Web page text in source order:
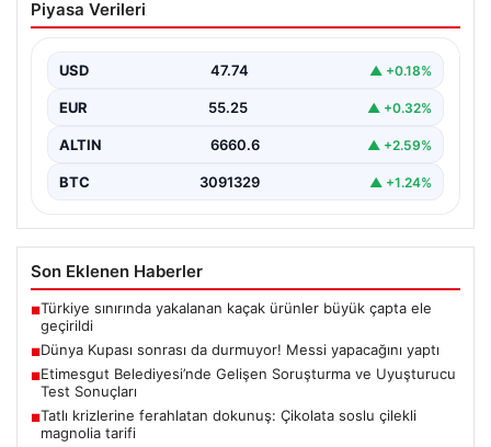
Messi yapacağını yaptı
Piyasa Verileri
USD 47.74 ▲ +0.18%
EUR 55.25 ▲ +0.32%
ALTIN 6660.6 ▲ +2.59%
BTC 3091329 ▲ +1.24%
Son Eklenen Haberler
■Türkiye sınırında yakalanan kaçak ürünler büyük çapta ele
geçirildi
■Dünya Kupası sonrası da durmuyor! Messi yapacağını yaptı
■Etimesgut Belediyesi’nde Gelişen Soruşturma ve Uyuşturucu
Test Sonuçları
■Tatlı krizlerine ferahlatan dokunuş: Çikolata soslu çilekli
magnolia tarifi